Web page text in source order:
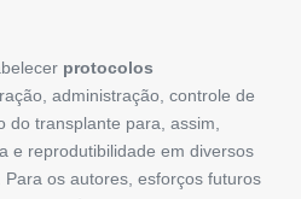
protocolos
administração, controle de
do transplante para, assim,
e reprodutibilidade em diversos
os autores, esforços futuros